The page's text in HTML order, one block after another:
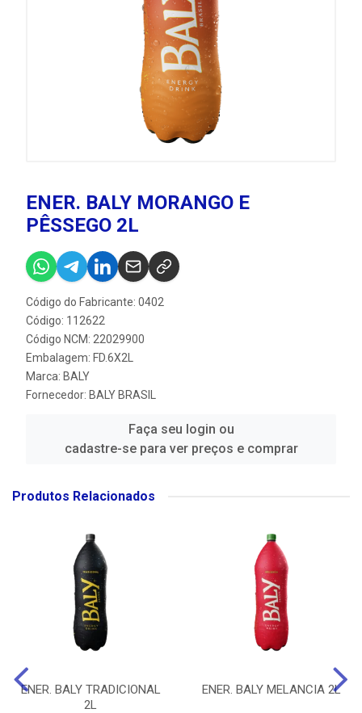
ENER. BALY MORANGO E
PÊSSEGO 2L
Código do Fabricante: 0402
Código: 112622
Código NCM: 22029900
Embalagem: FD.6X2L
Marca: BALY
Fornecedor: BALY BRASIL
Faça seu login ou
cadastre-se para ver preços e comprar
Produtos Relacionados
ENER. BALY TRADICIONAL
2L
ENER. BALY MELANCIA 2L